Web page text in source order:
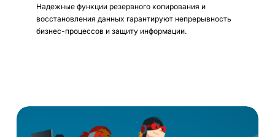
Надежные функции резервного копирования и
восстановления данных гарантируют непрерывность
бизнес-процессов и защиту информации.